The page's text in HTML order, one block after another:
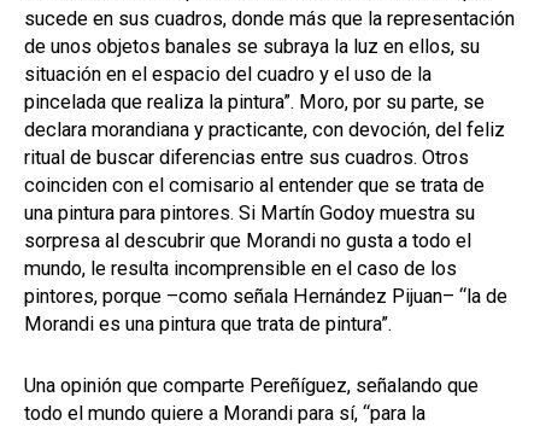
sucede en sus cuadros, donde más que la representación
de unos objetos banales se subraya la luz en ellos, su
situación en el espacio del cuadro y el uso de la
pincelada que realiza la pintura”. Moro, por su parte, se
declara morandiana y practicante, con devoción, del feliz
ritual de buscar diferencias entre sus cuadros. Otros
coinciden con el comisario al entender que se trata de
una pintura para pintores. Si Martín Godoy muestra su
sorpresa al descubrir que Morandi no gusta a todo el
mundo, le resulta incomprensible en el caso de los
pintores, porque –como señala Hernández Pijuan– “la de
Morandi es una pintura que trata de pintura”.
Una opinión que comparte Pereñíguez, señalando que
todo el mundo quiere a Morandi para sí, “para la